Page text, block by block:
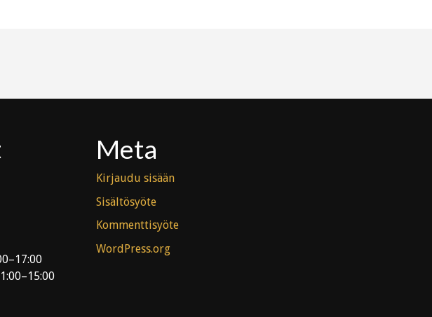
Meta
Kirjaudu sisään
Sisältösyöte
Kommenttisyöte
WordPress.org